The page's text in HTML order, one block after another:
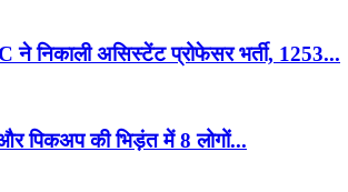
ने निकाली असिस्टेंट प्रोफेसर भर्ती, 1253...
पिकअप की भिड़ंत में 8 लोगों...